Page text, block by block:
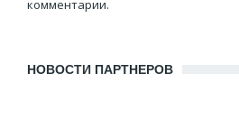
комментарии.
НОВОСТИ ПАРТНЕРОВ